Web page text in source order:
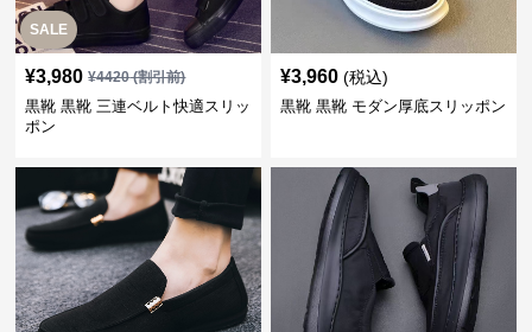
SALE
¥3,980 ¥4420(割引前)
黒靴 黒靴 三連ベルト快適スリッ
ポン
¥3,960 (税込)
黒靴 黒靴 モダン厚底スリッポン